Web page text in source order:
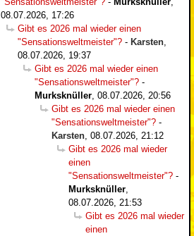
08.07.2026, 17:26
Gibt es 2026 mal wieder einen
"Sensationsweltmeister"? - Karsten
08.07.2026, 19:37
Gibt es 2026 mal wieder einen
"Sensationsweltmeister"? -
Murksknüller 08.07.2026, 20:56
Gibt es 2026 mal wieder einen
"Sensationsweltmeister"? -
Karsten 08.07.2026, 21:12
Gibt es 2026 mal wieder
einen
"Sensationsweltmeister"? -
Murksknüller
08.07.2026, 21:53
Gibt es 2026 mal wieder
einen